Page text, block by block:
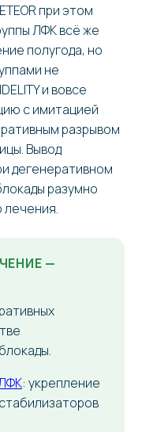
при этом
ЛФК всё же
полугода, но
не
и вовсе
с имитацией
разрывом
Вывод
дегенеративном
разумно
лечения.
—
: укрепление